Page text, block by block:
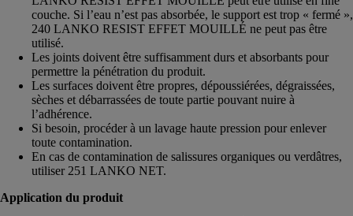
couche. Si l’eau n’est pas absorbée, le support est trop « fermé »,
240 LANKO RESIST EFFET MOUILLÉ ne peut pas être
utilisé.
Les joints doivent être suffisamment durs et absorbants pour
permettre la pénétration du produit.
Les surfaces doivent être propres, dépoussiérées, dégraissées,
sèches et débarrassées de toute partie pouvant nuire à
l’adhérence.
Si besoin, procéder à un lavage haute pression pour enlever
toute contamination.
En cas de contamination de salissures organiques ou verdâtres,
utiliser 251 LANKO NET.
Application du produit